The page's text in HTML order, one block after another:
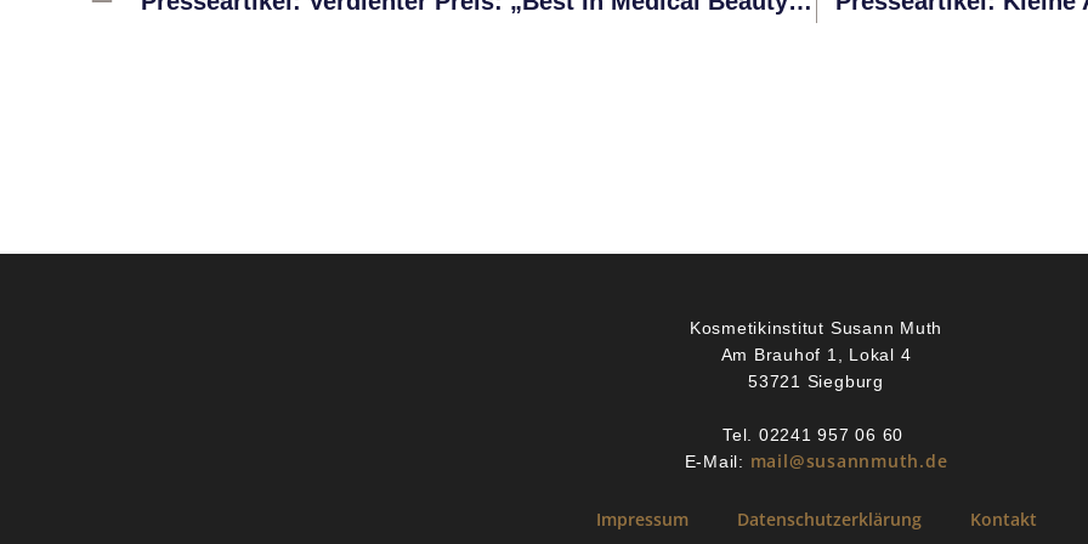
Kosmetikinstitut Susann Muth
Am Brauhof 1, Lokal 4
53721 Siegburg
Tel. 02241 957 06 60
E-Mail: mail@susannmuth.de
Impressum Datenschutzerklärung Kontakt